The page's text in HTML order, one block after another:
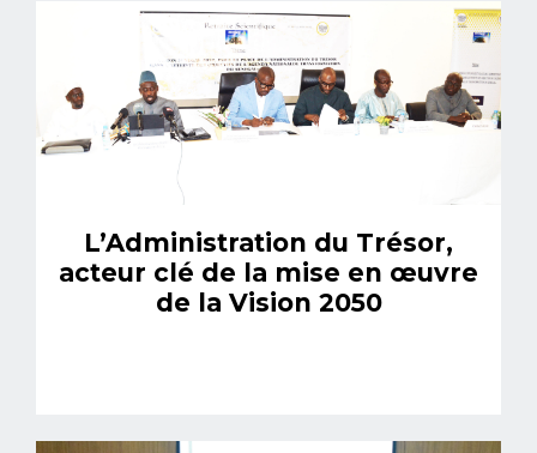
L’Administration du Trésor,
acteur clé de la mise en œuvre
de la Vision 2050